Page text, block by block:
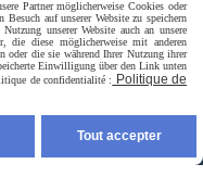
Partner möglicherweise Cookies oder
auf unserer Website zu speichern
unserer Website auch an unsere
die diese möglicherweise mit anderen
oder die sie während Ihrer Nutzung ihrer
Einwilligung über den Link unten
de confidentialité :
Politique de
Tout accepter